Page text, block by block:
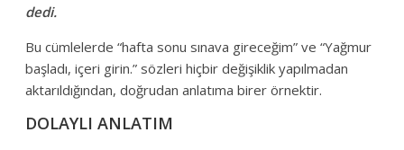
dedi.
Bu cümlelerde “hafta sonu sınava gireceğim” ve “Yağmur
başladı, içeri girin.” sözleri hiçbir değişiklik yapılmadan
aktarıldığından, doğrudan anlatıma birer örnektir.
DOLAYLI ANLATIM